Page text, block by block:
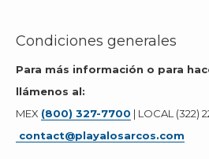
Bebidas nacionales
Cena Romántica a la orilla del
Decoración Romántica con
su primera noche y una botella de
habitación
Condiciones generales
Para más información o para
llámenos al:
MEX (800) 327-7700 | LOCAL (322)
contact@playalosarcos.com